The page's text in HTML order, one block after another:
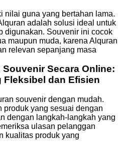
nilai guna yang bertahan lama.
adalah solusi ideal untuk
digunakan. Souvenir ini cocok
maupun muda, karena Alquran
relevan sepanjang masa
Secara Online:
Fleksibel dan Efisien
souvenir dengan mudah.
produk yang sesuai dengan
dengan langkah-langkah yang
ulasan pelanggan
kualitas produk yang